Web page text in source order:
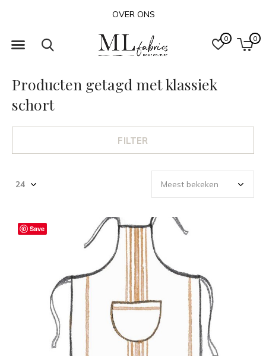
0 0
OVER ONS
Producten getagd met klassiek
schort
FILTER
Save